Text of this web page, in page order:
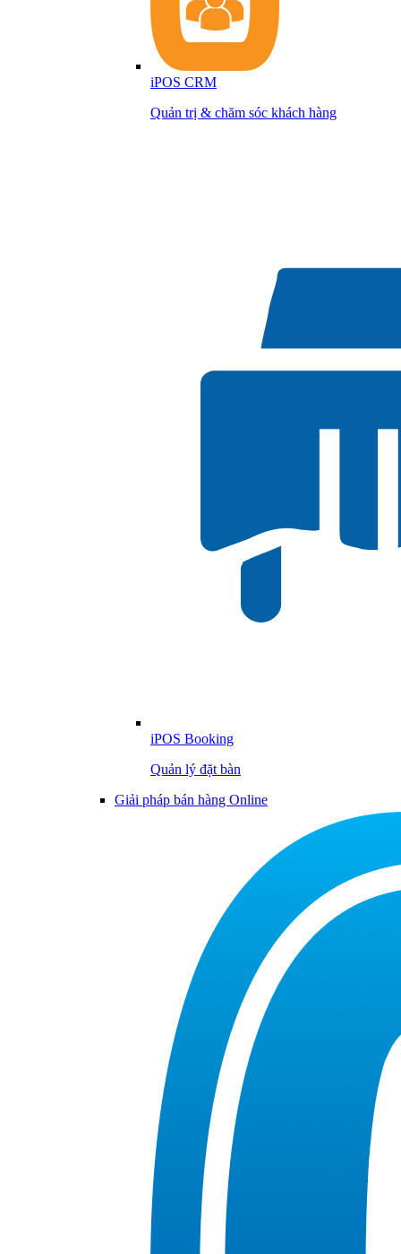
iPOS CRM
Quản trị & chăm sóc khách hàng
iPOS Booking
Quản lý đặt bàn
Giải pháp bán hàng Online